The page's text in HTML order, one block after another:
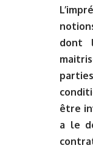
dont
être
a le